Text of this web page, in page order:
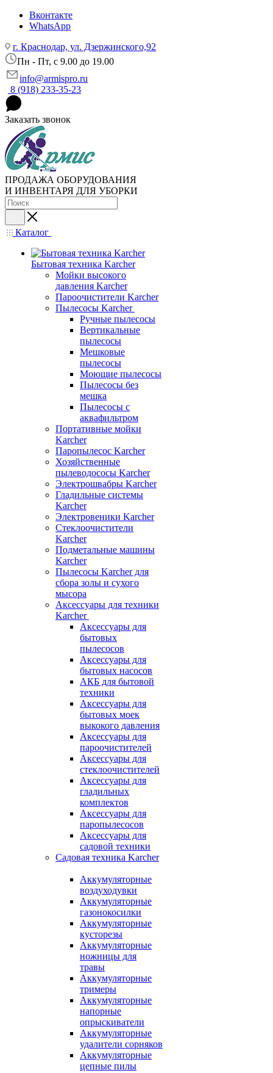
Вконтакте
WhatsApp
г. Краснодар, ул. Дзержинского,92
Пн - Пт, c 9.00 до 19.00
info@armispro.ru
8 (918) 233-35-23
Заказать звонок
ПРОДАЖА ОБОРУДОВАНИЯ
И ИНВЕНТАРЯ ДЛЯ УБОРКИ
Каталог
Бытовая техника Karcher
Мойки высокого
давления Karcher
Пароочистители Karcher
Пылесосы Karcher
Ручные пылесосы
Вертикальные
пылесосы
Мешковые
пылесосы
Моющие пылесосы
Пылесосы без
мешка
Пылесосы с
аквафильтром
Портативные мойки
Karcher
Паропылесос Karcher
Хозяйственные
пылеводососы Karcher
Электрошвабры Karcher
Гладильные системы
Karcher
Электровеники Karcher
Стеклоочистители
Karcher
Подметальные машины
Karcher
Пылесосы Karcher для
сбора золы и сухого
мысора
Аксессуары для техники
Karcher
Аксессуары для
бытовых
пылесосов
Аксессуары для
бытовых насосов
АКБ для бытовой
техники
Аксессуары для
бытовых моек
выкокого давления
Аксессуары для
пароочистителей
Аксессуары для
стеклоочистителей
Аксессуары для
гладильных
комплектов
Аксессуары для
паропылесосов
Аксессуары для
садовой техники
Садовая техника Karcher
Аккумуляторные
воздуходувки
Аккумуляторные
газонокосилки
Аккумуляторные
кусторезы
Аккумуляторные
ножницы для
травы
Аккумуляторные
тримеры
Аккумуляторные
напорные
опрыскиватели
Аккумуляторные
удалители сорняков
Аккумуляторные
цепные пилы